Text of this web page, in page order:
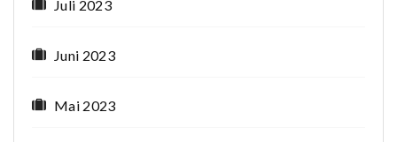
Juli 2023
Juni 2023
Mai 2023